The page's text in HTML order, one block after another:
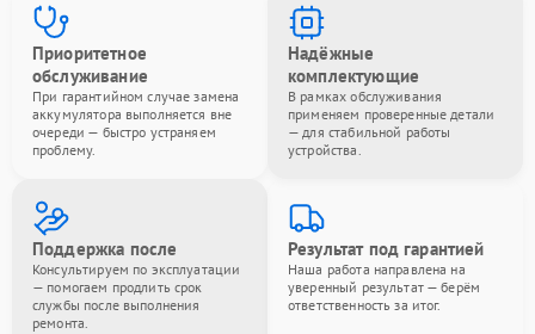
Приоритетное
обслуживание
При гарантийном случае замена
аккумулятора выполняется вне
очереди — быстро устраняем
проблему.
Надёжные
комплектующие
В рамках обслуживания
применяем проверенные детали
— для стабильной работы
устройства.
Поддержка после
Консультируем по эксплуатации
— помогаем продлить срок
службы после выполнения
ремонта.
Результат под гарантией
Наша работа направлена на
уверенный результат — берём
ответственность за итог.